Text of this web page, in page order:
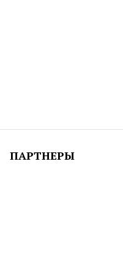
ПАРТНЕРЫ